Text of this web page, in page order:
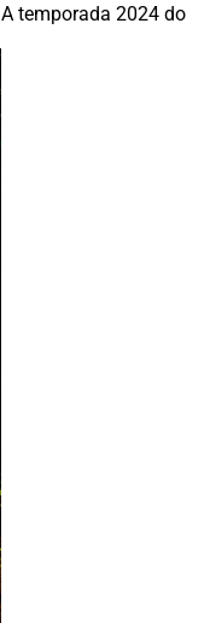
A temporada 2024 do